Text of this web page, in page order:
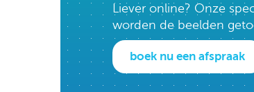
Liever online? Onze
worden de beelden
boek nu een afspraak